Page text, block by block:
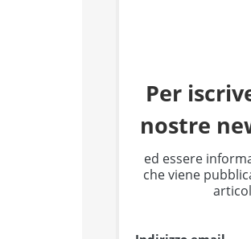
Per
nostre
ed essere
che viene